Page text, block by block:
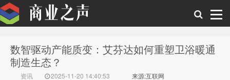
商业之声
数智驱动产能质变：艾芬达如何重塑卫浴暖通
制造生态？
资讯 2025-11-20 14:40:53 来源:互联网